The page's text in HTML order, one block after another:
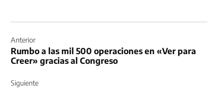
de
entradas
Anterior
Rumbo a las mil 500 operaciones en «Ver para
Creer» gracias al Congreso
Siguiente